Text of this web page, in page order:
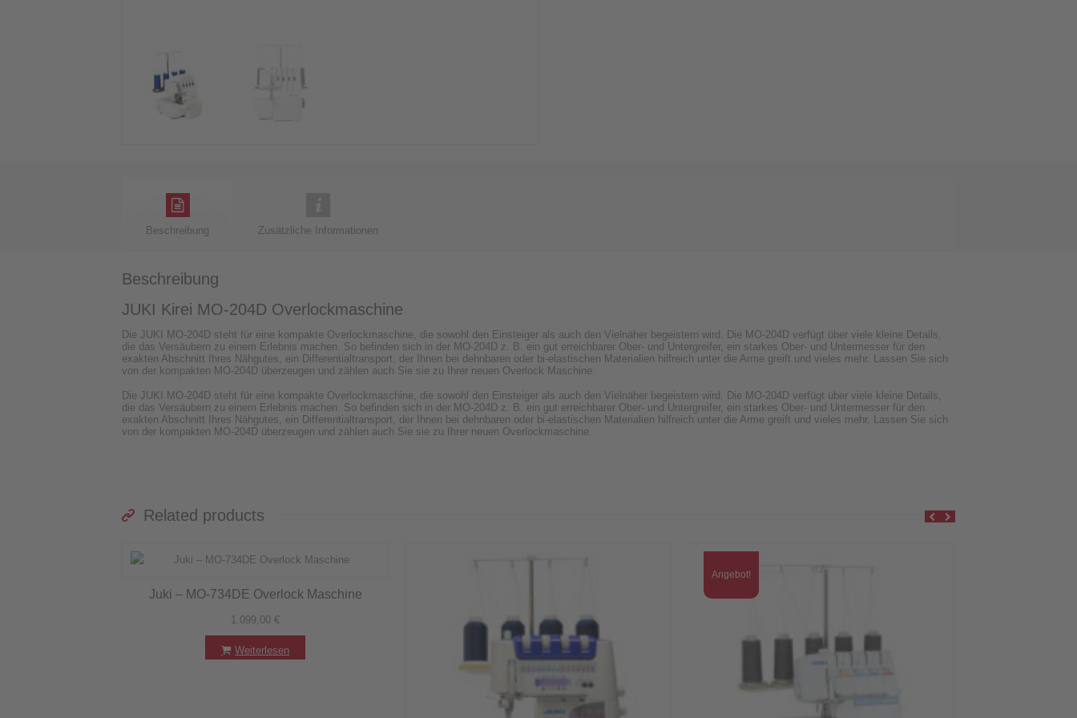
Beschreibung Zusätzliche Informationen
Beschreibung
JUKI Kirei MO-204D Overlockmaschine
Die JUKI MO-204D steht für eine kompakte Overlockmaschine, die sowohl den Einsteiger als auch den Vielnäher begeistern wird. Die MO-204D verfügt über viele kleine Details,
die das Versäubern zu einem Erlebnis machen. So befinden sich in der MO-204D z. B. ein gut erreichbarer Ober- und Untergreifer, ein starkes Ober- und Untermesser für den
exakten Abschnitt Ihres Nähgutes, ein Differentialtransport, der Ihnen bei dehnbaren oder bi-elastischen Materialien hilfreich unter die Arme greift und vieles mehr. Lassen Sie sich
von der kompakten MO-204D überzeugen und zählen auch Sie sie zu Ihrer neuen Overlock Maschine.
Die JUKI MO-204D steht für eine kompakte Overlockmaschine, die sowohl den Einsteiger als auch den Vielnäher begeistern wird. Die MO-204D verfügt über viele kleine Details,
die das Versäubern zu einem Erlebnis machen. So befinden sich in der MO-204D z. B. ein gut erreichbarer Ober- und Untergreifer, ein starkes Ober- und Untermesser für den
exakten Abschnitt Ihres Nähgutes, ein Differentialtransport, der Ihnen bei dehnbaren oder bi-elastischen Materialien hilfreich unter die Arme greift und vieles mehr. Lassen Sie sich
von der kompakten MO-204D überzeugen und zählen auch Sie sie zu Ihrer neuen Overlockmaschine.
Related products
Juki – MO-734DE Overlock Maschine
1.099,00 €
Weiterlesen
Angebot!